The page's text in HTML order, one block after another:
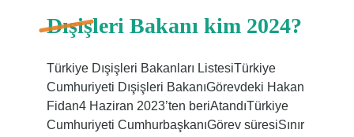
Dışişleri Bakanı kim 2024?
Türkiye Dışişleri Bakanları ListesiTürkiye
Cumhuriyeti Dışişleri BakanıGörevdeki Hakan
Fidan4 Haziran 2023’ten beriAtandıTürkiye
Cumhuriyeti CumhurbaşkanıGörev süresiSınır